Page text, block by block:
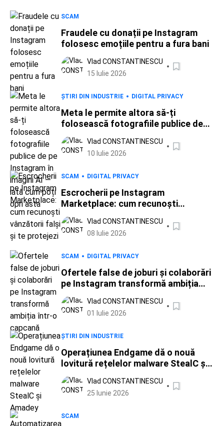
SCAM
Fraudele cu donații pe Instagram
folosesc emoțiile pentru a fura bani
Vlad CONSTANTINESCU
15 Iulie 2026
ȘTIRI DIN INDUSTRIE DIGITAL PRIVACY
Meta le permite altora să-ți
folosească fotografiile publice de
pe Instagram în imagini AI — iată cum
poți opri asta
Vlad CONSTANTINESCU
10 Iulie 2026
SCAM DIGITAL PRIVACY
Escrocherii pe Instagram
Marketplace: cum recunoști
vânzătorii falși și te protejezi
Vlad CONSTANTINESCU
08 Iulie 2026
SCAM DIGITAL PRIVACY
Ofertele false de joburi și colaborări
pe Instagram transformă ambiția
într-o capcană
Vlad CONSTANTINESCU
01 Iulie 2026
ȘTIRI DIN INDUSTRIE
Operațiunea Endgame dă o nouă
lovitură rețelelor malware StealC și
Amadey
Vlad CONSTANTINESCU
25 Iunie 2026
SCAM